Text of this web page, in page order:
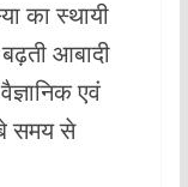
का स्थायी
आबादी
एवं
समय से